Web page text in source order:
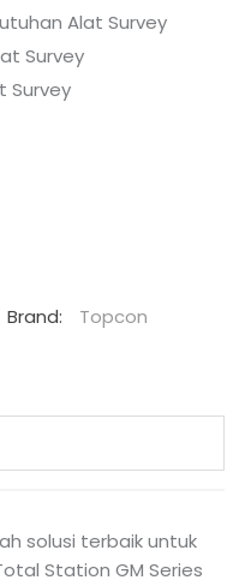
Alat Survey
Survey
Survey
Brand: Topcon
solusi terbaik untuk
Station GM Series